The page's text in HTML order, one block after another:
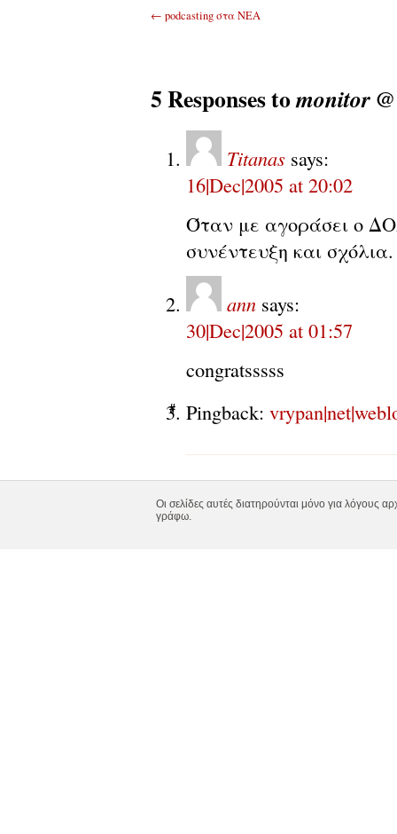
← podcasting στα ΝΕΑ
5 Responses tomonitor
Titanas says:
16|Dec|2005 at 20:02
Όταν με αγοράσει ο
συνέντευξη και
ann says:
30|Dec|2005 at 01:57
congratsssss
Pingback:
Οι σελίδες αυτές διατηρούνται μόνο για λόγους
γράφω.